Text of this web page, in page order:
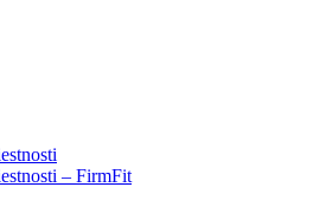
– FirmFit